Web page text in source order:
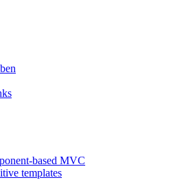
based MVC
templates